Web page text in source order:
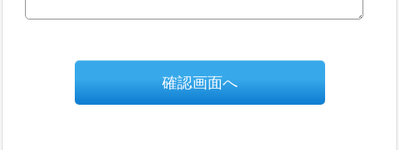
確認画面へ